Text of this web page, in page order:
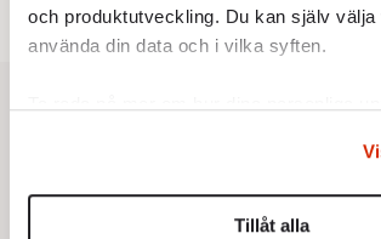
och produktutveckling. Du kan själv
använda din data och i vilka syften.
Du kan ändra eller dra tillbaka ditt
helst från cookie-förklaringen.
Tillåt alla